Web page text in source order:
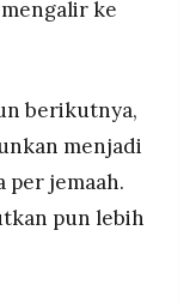
ke
berikutnya,
menjadi
per jemaah.
pun lebih